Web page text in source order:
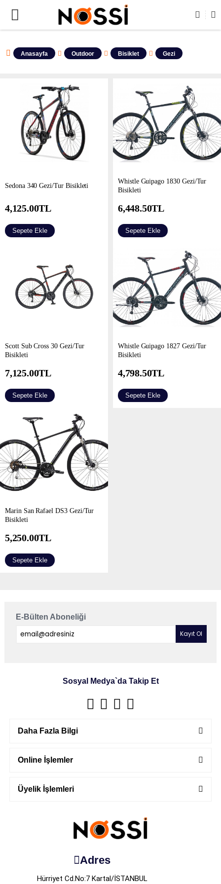
TAMAMI DEMODUR SATIŞA KAPALIDIR !
Anasayfa Outdoor Bisiklet Gezi
Sedona 340 Gezi/Tur Bisikleti
4,125.00TL
Sepete Ekle
Whistle Guipago 1830 Gezi/Tur
Bisikleti
6,448.50TL
Sepete Ekle
Scott Sub Cross 30 Gezi/Tur
Bisikleti
7,125.00TL
Sepete Ekle
Whistle Guipago 1827 Gezi/Tur
Bisikleti
4,798.50TL
Sepete Ekle
Marin San Rafael DS3 Gezi/Tur
Bisikleti
5,250.00TL
Sepete Ekle
E-Bülten Aboneliği
Sosyal Medya`da Takip Et
Daha Fazla Bilgi
Online İşlemler
Üyelik İşlemleri
Adres
Hürriyet Cd.No:7 Kartal/İSTANBUL